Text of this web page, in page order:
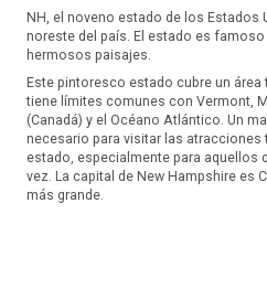
NH, el noveno estado de los Estados
noreste del país. El estado es
hermosos paisajes.
Este pintoresco estado cubre un
tiene límites comunes con Vermont,
(Canadá) y el Océano Atlántico. Un
necesario para visitar las atracciones
estado, especialmente para aquellos
vez. La capital de New Hampshire es
más grande.